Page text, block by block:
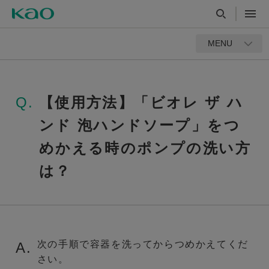
MENU
Q.
【使用方法】「ビオレ ザ ハ
ンド 泡ハンドソープ」をつ
めかえる時のポンプの洗い方
は？
A.
次の手順で容器を洗ってからつめかえてくだ
さい。